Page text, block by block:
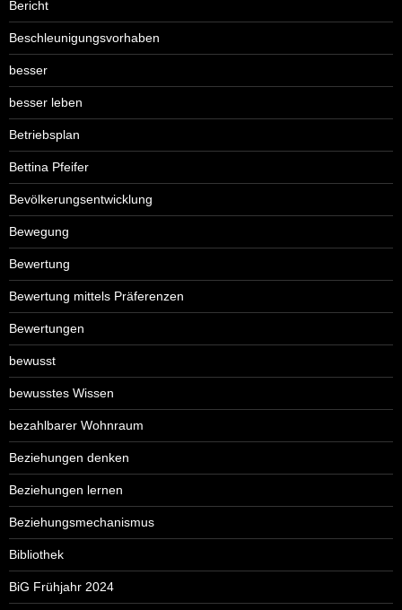
Bericht
Beschleunigungsvorhaben
besser
besser leben
Betriebsplan
Bettina Pfeifer
Bevölkerungsentwicklung
Bewegung
Bewertung
Bewertung mittels Präferenzen
Bewertungen
bewusst
bewusstes Wissen
bezahlbarer Wohnraum
Beziehungen denken
Beziehungen lernen
Beziehungsmechanismus
Bibliothek
BiG Frühjahr 2024